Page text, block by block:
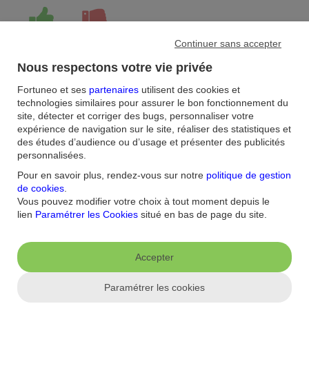
Accueil/
FAQ/
Carte bancaire/
J'ai oublié mon code et/ou bloqué ma carte bancaire, que faire
Aide et contact
conformeSécuritéPlan du site
Nous connaitre
Nous respectons votre vie privée
Fortuneo et ses partenaires utilisent des cookies et
technologies similaires pour assurer le bon fonctionnement du
site, détecter et corriger des bugs, personnaliser votre
expérience de navigation sur le site, réaliser des statistiques et
des études d’audience ou d’usage et présenter des publicités
personnalisées.
Pour en savoir plus, rendez-vous sur notre politique de gestion
de cookies.
Vous pouvez modifier votre choix à tout moment depuis le
lien Paramétrer les Cookies situé en bas de page du site.
Accepter
Continuer sans accepter
Paramétrer les cookies